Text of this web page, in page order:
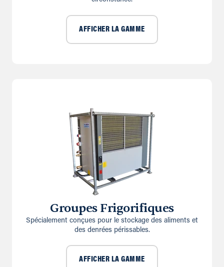
AFFICHER LA GAMME
Groupes Frigorifiques
Spécialement conçues pour le stockage des aliments et
des denrées périssables.
AFFICHER LA GAMME